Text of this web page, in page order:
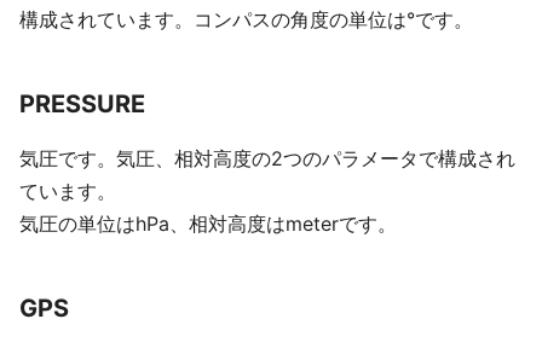
構成されています。コンパスの角度の単位は°です。
PRESSURE
気圧です。気圧、相対高度の2つのパラメータで構成され
ています。
気圧の単位はhPa、相対高度はmeterです。
GPS